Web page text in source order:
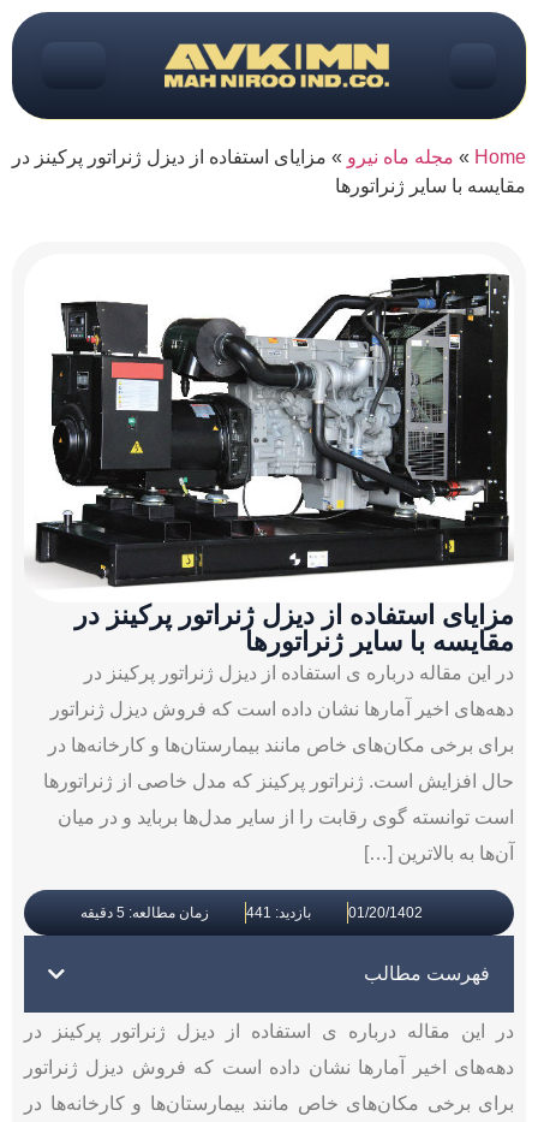
Home
» مجله ماه نیرو » مزایای استفاده از دیزل ژنراتور پرکینز در
مقایسه با سایر ژنراتورها
مزایای استفاده از دیزل ژنراتور پرکینز در
مقایسه با سایر ژنراتورها
در این مقاله درباره ی استفاده از دیزل ژنراتور پرکینز در
دهه‌های اخیر آمارها نشان داده است که فروش دیزل ژنراتور
برای برخی مکان‌های خاص مانند بیمارستان‌ها و کارخانه‌ها در
حال افزایش است. ژنراتور پرکینز که مدل خاصی از ژنراتورها
است توانسته گوی رقابت را از سایر مدل‌ها برباید و در میان
آن‌ها به بالاترین […]
01/20/1402 بازدید: 441 زمان مطالعه: 5 دقیقه
فهرست مطالب
در این مقاله درباره ی استفاده از دیزل ژنراتور پرکینز در
دهه‌های اخیر آمارها نشان داده است که فروش دیزل ژنراتور
برای برخی مکان‌های خاص مانند بیمارستان‌ها و کارخانه‌ها در